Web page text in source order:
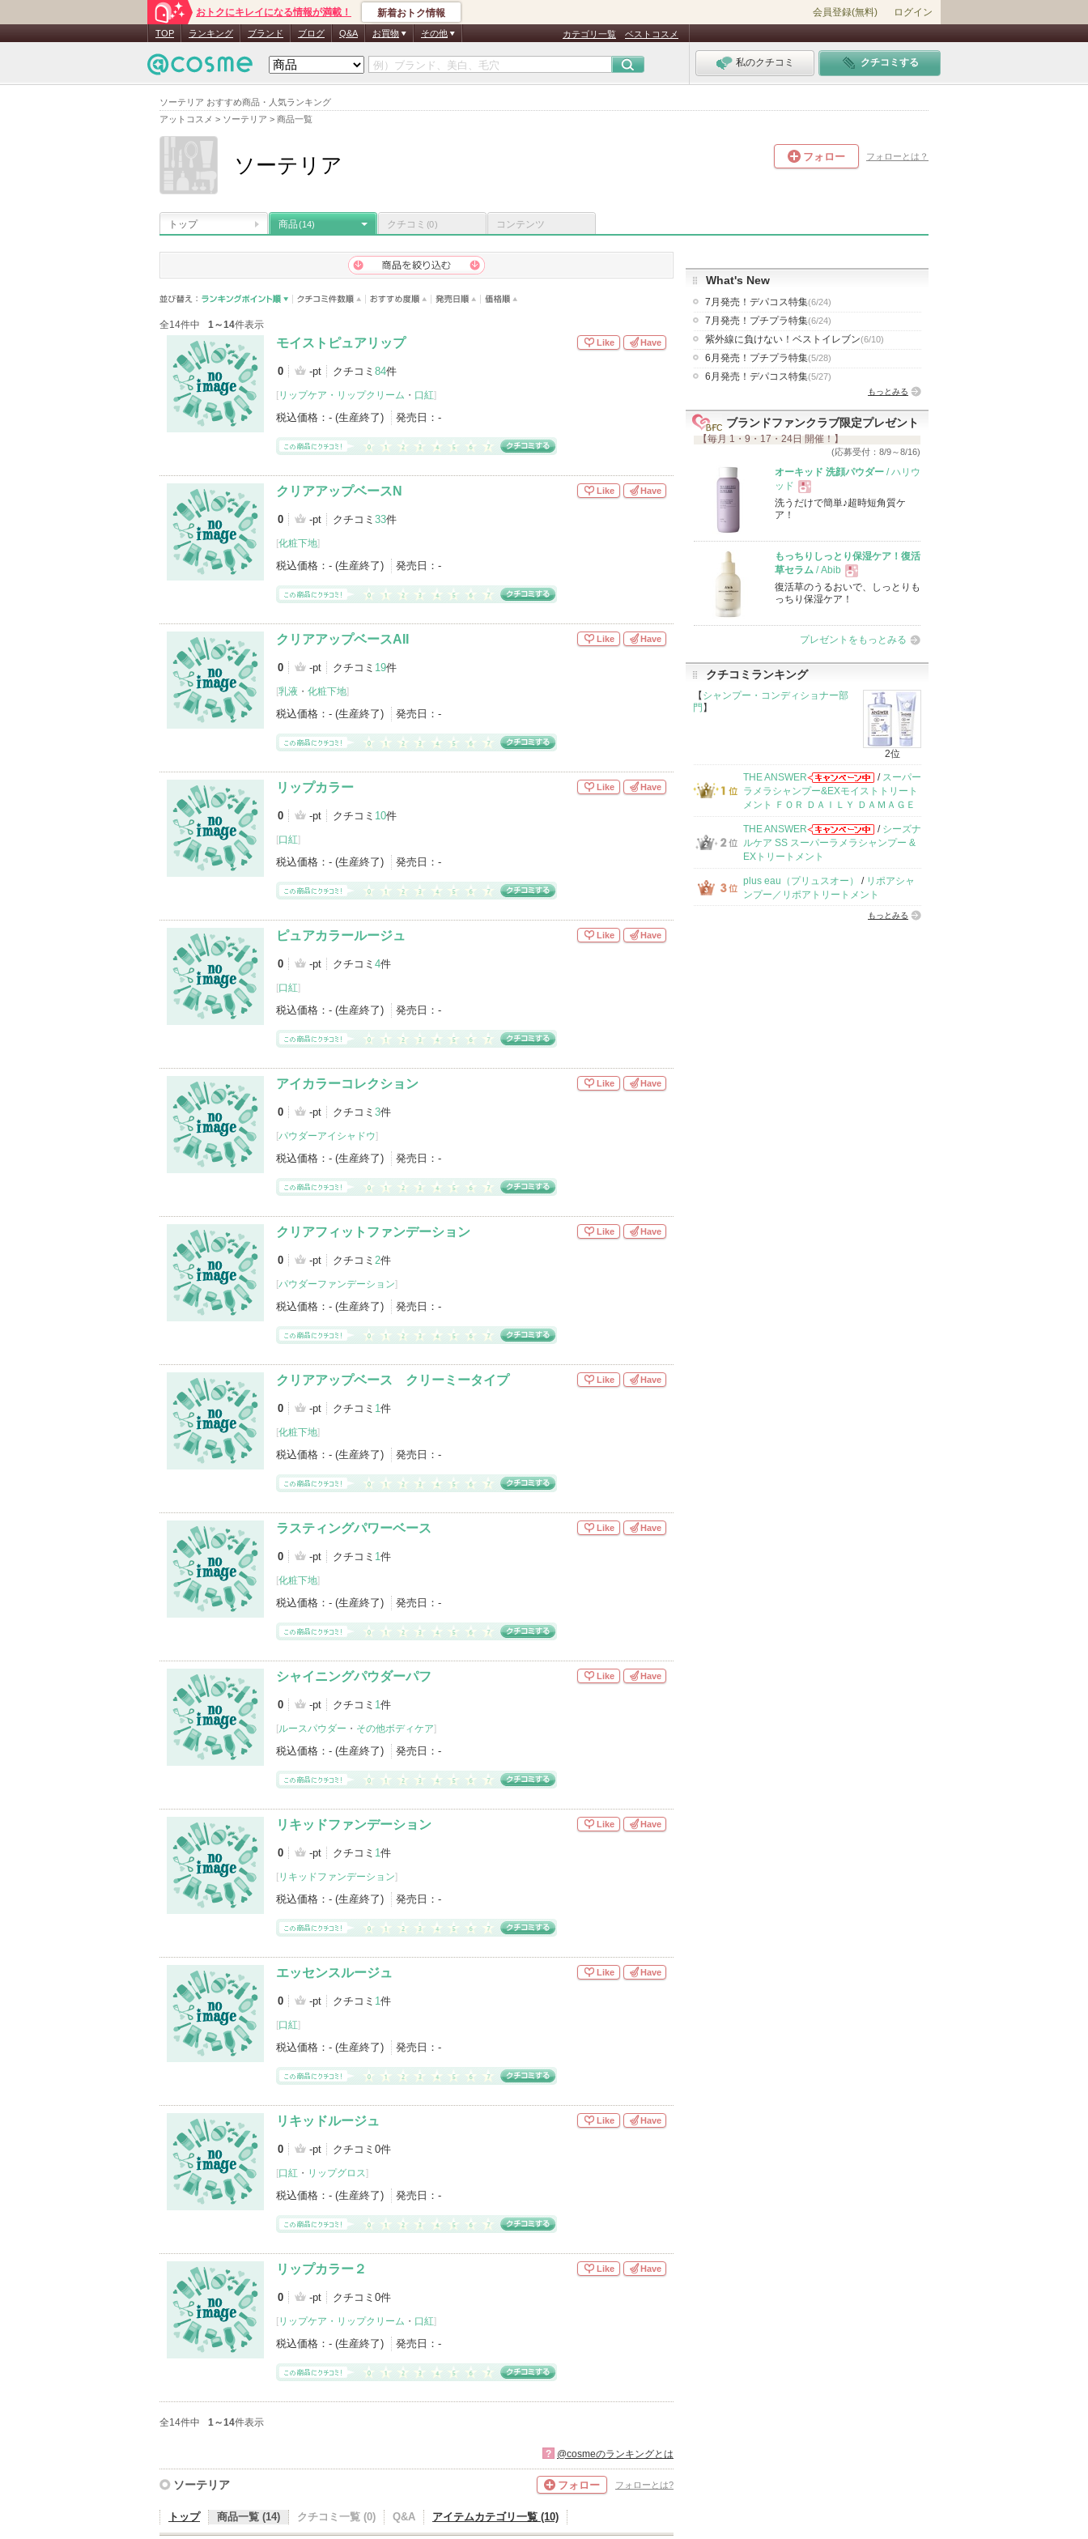
ソーテリア おすすめ商品・人気ランキング
アットコスメ > ソーテリア > 商品一覧
おトクにキレイになる情報が満載！ 新着おトク情報 会員登録(無料) ログイン
TOP ランキング ブランド ブログ Q&A お買物 その他 カテゴリ一覧 ベストコスメ
私のクチコミ クチコミする
ソーテリア フォロー フォローとは？
トップ 商品(14) クチコミ (0) コンテンツ
全14件中 1～14件表示
モイストピュアリップ
0 -pt クチコミ 84件
[ リップケア・リップクリーム ・ 口紅]
税込価格： - (生産終了) 発売日： -
Like Have
クリアアップベースN
0 -pt クチコミ 33件
[化粧下地]
税込価格： - (生産終了) 発売日： -
Like Have
クリアアップベースAII
0 -pt クチコミ 19件
[乳液 ・ 化粧下地]
税込価格： - (生産終了) 発売日： -
Like Have
リップカラー
0 -pt クチコミ 10件
[口紅]
税込価格： - (生産終了) 発売日： -
Like Have
ピュアカラールージュ
0 -pt クチコミ 4件
[口紅]
税込価格： - (生産終了) 発売日： -
Like Have
アイカラーコレクション
0 -pt クチコミ 3件
[パウダーアイシャドウ]
税込価格： - (生産終了) 発売日： -
Like Have
クリアフィットファンデーション
0 -pt クチコミ 2件
[パウダーファンデーション]
税込価格： - (生産終了) 発売日： -
Like Have
クリアアップベース クリーミータイプ
0 -pt クチコミ 1件
[化粧下地]
税込価格： - (生産終了) 発売日： -
Like Have
ラスティングパワーベース
0 -pt クチコミ 1件
[化粧下地]
税込価格： - (生産終了) 発売日： -
Like Have
シャイニングパウダーパフ
0 -pt クチコミ 1件
[ルースパウダー ・ その他ボディケア]
税込価格： - (生産終了) 発売日： -
Like Have
リキッドファンデーション
0 -pt クチコミ 1件
[ リキッドファンデーション]
税込価格： - (生産終了) 発売日： -
Like Have
エッセンスルージュ
0 -pt クチコミ 1件
[口紅]
税込価格： - (生産終了) 発売日： -
Like Have
リキッドルージュ
0 -pt クチコミ0件
[口紅 ・ リップグロス]
税込価格： - (生産終了) 発売日： -
Like Have
リップカラー２
0 -pt クチコミ0件
[ リップケア・リップクリーム ・ 口紅]
税込価格： - (生産終了) 発売日： -
Like Have
全14件中 1～14件表示
? @cosmeのランキングとは
ソーテリア フォロー フォローとは?
トップ 商品一覧 (14) クチコミ一覧 (0) Q&A アイテムカテゴリ一覧 (10)
What's New
7月発売！デパコス特集(6/24)
7月発売！プチプラ特集(6/24)
紫外線に負けない！ベストイレブン(6/10)
6月発売！プチプラ特集(5/28)
6月発売！デパコス特集(5/27)
もっとみる
ブランドファンクラブ限定プレゼント
【毎月 1・9・17・24日 開催！】
(応募受付：8/9～8/16)
オーキッド 洗顔パウダー / ハリウ
ッド
現
品
洗うだけで簡単♪超時短角質ケ
ア！
もっちりしっとり保湿ケア！復活
草セラム / Abib
現
品
復活草のうるおいで、しっとりも
っちり保湿ケア！
プレゼントをもっとみる
クチコミランキング
【 シャンプー・コンディショナー部
門 】
2位
THE ANSWER / スーパー
ラメラシャンプー&EXモイストトリート
メント ＦＯＲ ＤＡＩＬＹ ＤＡＭＡＧＥ
THE ANSWER / シーズナ
ルケア SS スーパーラメラシャンプー &
EXトリートメント
plus eau（プリュスオー） / リポアシャ
ンプー／リポアトリートメント
もっとみる